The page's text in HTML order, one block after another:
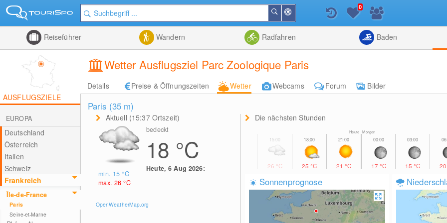
der
Suchen
Listenansicht
0
Reiseführer Wandern Radfahren Baden
Wetter Ausflugsziel Parc Zoologique Paris
Details Preise & Öffnungszeiten Wetter Webcams Forum
Bilder
AUSFLUGSZIELE
EUROPA
Deutschland
Österreich
Italien
Schweiz
Frankreich
Île-de-France
Paris
Seine-et-Marne
Paris (35 m)
Aktuell (15:37 Ortszeit)
min. 15°C
max. 26°C
bedeckt
18 °C
Heute, 6 Aug 2026:
OpenWeatherMap.org
Die nächsten Stunden
26 °C 25°C 21°C
Heute Morgen
17°C 15°C
Sonnenprognose